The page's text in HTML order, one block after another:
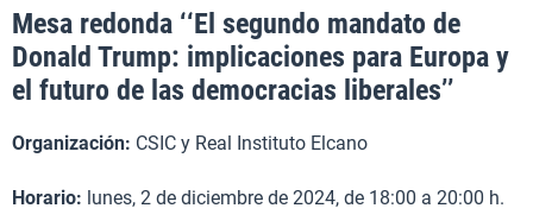
Mesa redonda ‘‘El segundo mandato de
Donald Trump: implicaciones para Europa y
el futuro de las democracias liberales’’
Organización: CSIC y Real Instituto Elcano
Horario: lunes, 2 de diciembre de 2024, de 18:00 a 20:00 h.